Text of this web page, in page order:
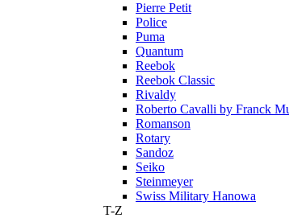
Pierre Petit
Police
Puma
Quantum
Reebok
Reebok Classic
Rivaldy
Roberto Cavalli by Franck
Romanson
Rotary
Sandoz
Seiko
Steinmeyer
Swiss Military Hanowa
T-Z